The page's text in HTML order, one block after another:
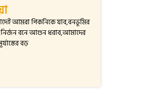
আমরা পিকনিকে যাব,বনভূমির
বনে আগুন ধরাব,আমাদের
বড়